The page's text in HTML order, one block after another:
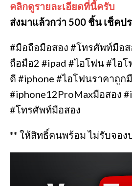
คลิกดูรายละเอียดที่นี้ครับ
ส่งมาแล้วกว่า 500 ชิ้น เช็คป
#มือถือมือสอง #โทรศัพท์มือ
ถือมือ2 #ipad #ไอโฟน #ไอ
ดี #iphone #ไอโฟนราคาถูก
#iphone12ProMaxมือสอง
#โทรศัพท์มือสอง
** ให้สิทธิ์คนพร้อม ไม่รับจอง